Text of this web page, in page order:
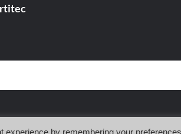
by remembering your